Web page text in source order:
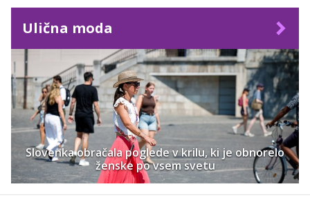
Ulična moda
Slovenka obračala poglede v krilu, ki je obnorelo
ženske po vsem svetu